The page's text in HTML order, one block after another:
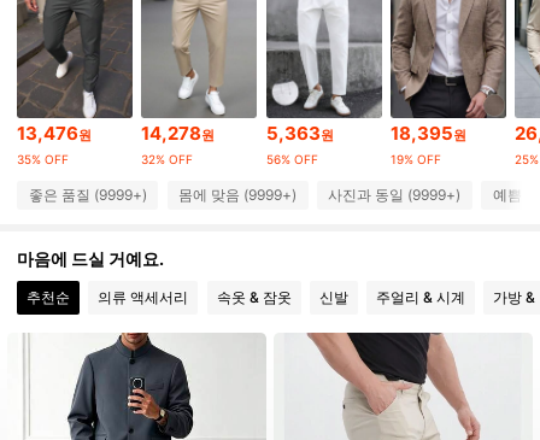
252K 팔로워
4.89 252K 팔로워
4.89 252K 팔로워
4.89 252K 팔로워
13,476원
35% OFF
14,278원
32% OFF
5,363원
56% OFF
18,395원
19% OFF
좋은 품질 (9999+) 몸에 맞음 (9999+) 사진과 동일 (9999+) 예쁨
마음에 드실 거예요.
추천순 의류 액세서리 속옷 & 잠옷 신발 주얼리 & 시계 가방 &